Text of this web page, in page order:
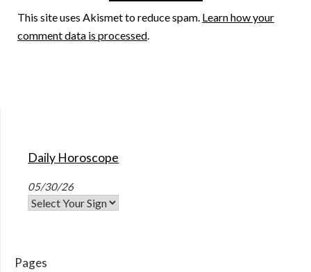
This site uses Akismet to reduce spam. Learn how your
comment data is processed.
Daily Horoscope
05/30/26
Pages